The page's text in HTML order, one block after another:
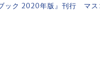
ック 2020年版』刊行 マス